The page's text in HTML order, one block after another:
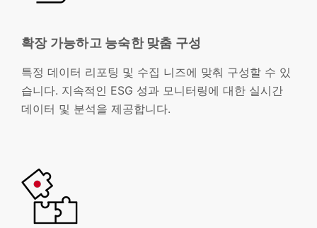
확장 가능하고 능숙한 맞춤 구성
특정 데이터 리포팅 및 수집 니즈에 맞춰 구성할 수 있
습니다. 지속적인 ESG 성과 모니터링에 대한 실시간
데이터 및 분석을 제공합니다.